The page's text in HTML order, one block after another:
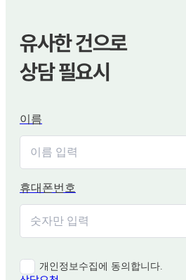
유사한 건으로
상담 필요시
이름
휴대폰번호
개인정보수집에 동의합니다.